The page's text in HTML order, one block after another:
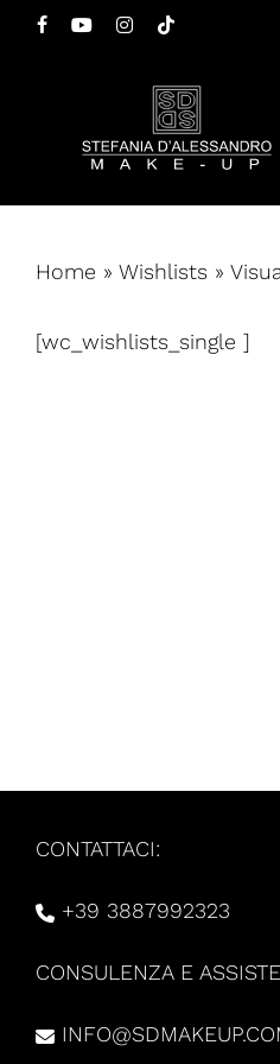
Salta
INSTAGRAM
TIKTOK
Premi invio per cercare
Home » Wishlists »
[wc_wishlists_single ]
CONTATTACI:
+39 3887992323
CONSULENZA E